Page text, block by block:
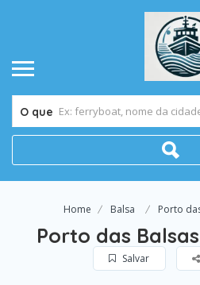
O que
Home Balsa Porto
Porto das
Salvar